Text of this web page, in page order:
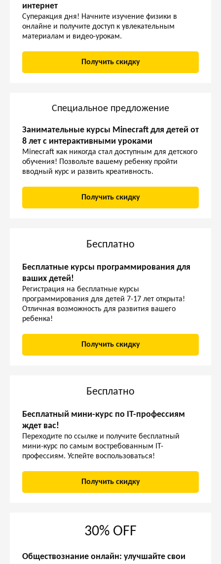
интернет
Суперакция дня! Начните изучение физики в
онлайне и получите доступ к увлекательным
материалам и видео-урокам.
Получить скидку
Специальное предложение
Занимательные курсы Minecraft для детей от
8 лет с интерактивными уроками
Minecraft как никогда стал доступным для детского
обучения! Позвольте вашему ребенку пройти
вводный курс и развить креативность.
Получить скидку
Бесплатно
Бесплатные курсы программирования для
ваших детей!
Регистрация на бесплатные курсы
программирования для детей 7-17 лет открыта!
Отличная возможность для развития вашего
ребенка!
Получить скидку
Бесплатно
Бесплатный мини-курс по IT-профессиям
ждет вас!
Переходите по ссылке и получите бесплатный
мини-курс по самым востребованным IT-
профессиям. Успейте воспользоваться!
Получить скидку
30% OFF
Обществознание онлайн: улучшайте свои